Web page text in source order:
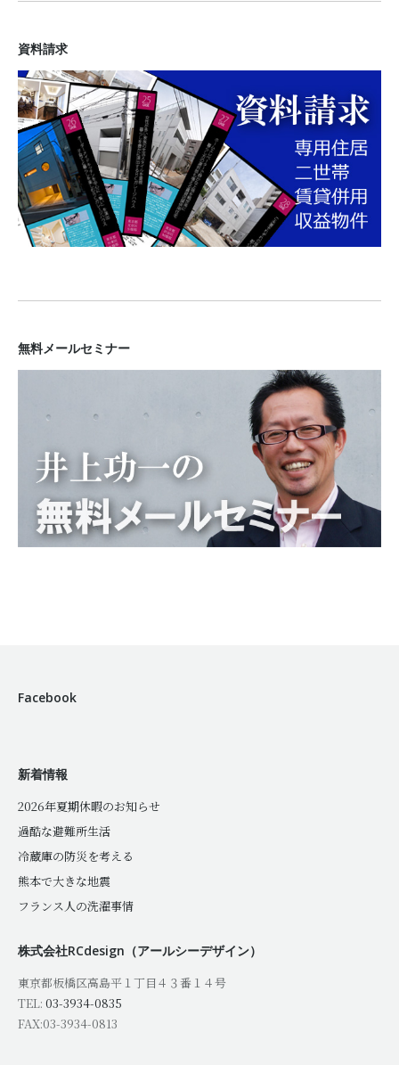
資料請求
無料メールセミナー
Facebook
新着情報
2026年夏期休暇のお知らせ
過酷な避難所生活
冷蔵庫の防災を考える
熊本で大きな地震
フランス人の洗濯事情
株式会社RCdesign（アールシーデザイン）
東京都板橋区高島平１丁目４３番１４号
TEL: 03-3934-0835
FAX:03-3934-0813